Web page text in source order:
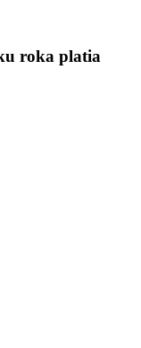
roka platia